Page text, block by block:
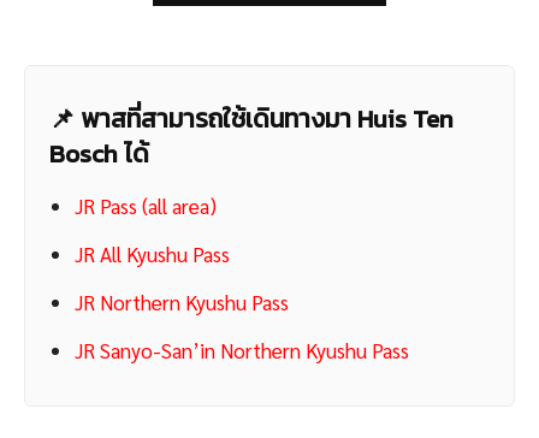
📌 พาสที่สามารถใช้เดินทางมา Huis Ten
Bosch ได้
JR Pass (all area)
JR All Kyushu Pass
JR Northern Kyushu Pass
JR Sanyo-San’in Northern Kyushu Pass